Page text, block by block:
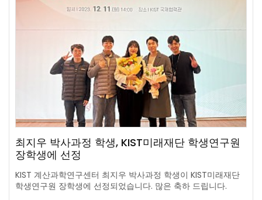
최지우 박사과정 학생, KIST미래재단 학생연구원
장학생에 선정
KIST 계산과학연구센터 최지우 박사과정 학생이 KIST미래재단
학 생연구원 장학생에 선정되었습니다. 많은 축하 드립니다.